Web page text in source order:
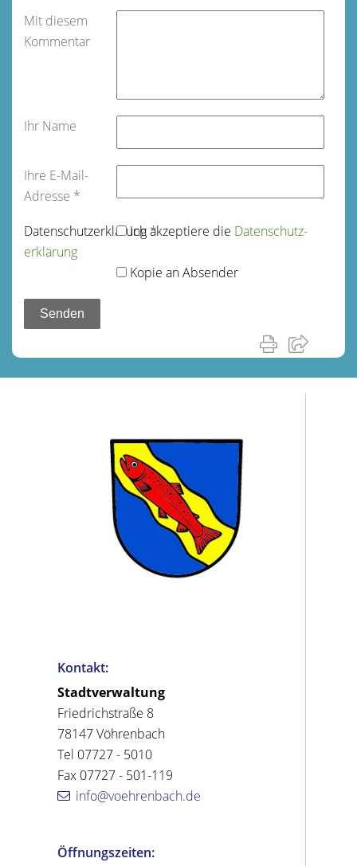
Mit diesem
Kommentar
Ihr Name
Ihre E-Mail-
Adresse *
Datenschutz­erklärung*
Ich akzeptiere die Datenschutz­
erklärung
Kopie an Absender
Kontakt:
Stadtverwaltung
Friedrichstraße 8
78147 Vöhrenbach
Tel 07727 - 5010
Fax 07727 - 501-119
info@voehrenbach.de
Öffnungszeiten: